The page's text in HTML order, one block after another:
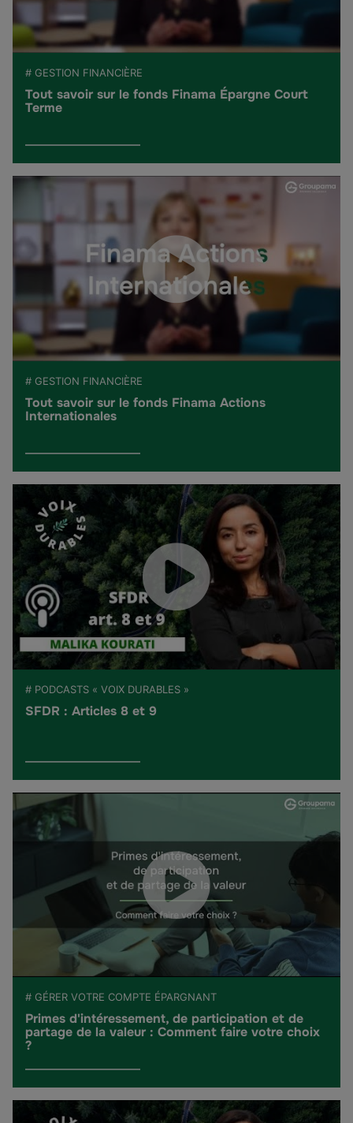
# GESTION FINANCIÈRE
Tout savoir sur le fonds Finama Épargne Court
Terme
# GESTION FINANCIÈRE
Tout savoir sur le fonds Finama Actions
Internationales
# PODCASTS « VOIX DURABLES »
SFDR : Articles 8 et 9
# GÉRER VOTRE COMPTE ÉPARGNANT
Primes d'intéressement, de participation et de
partage de la valeur : Comment faire votre choix
?